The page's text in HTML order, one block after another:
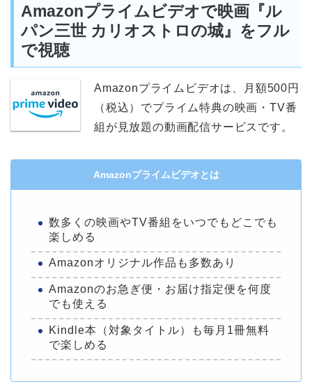
Amazonプライムビデオで映画『ル
パン三世 カリオストロの城』をフル
で視聴
Amazonプライムビデオは、月額500円
（税込）でプライム特典の映画・TV番
組が見放題の動画配信サービスです。
Amazonプライムビデオとは
数多くの映画やTV番組をいつでもどこでも
楽しめる
Amazonオリジナル作品も多数あり
Amazonのお急ぎ便・お届け指定便を何度
でも使える
Kindle本（対象タイトル）も毎月1冊無料
で楽しめる